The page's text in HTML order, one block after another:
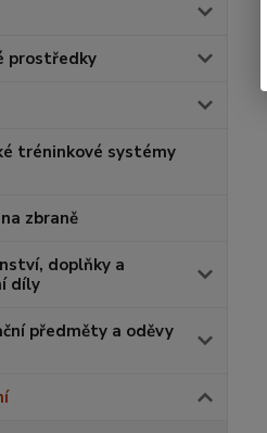
prostředky
tréninkové systémy
zbraně
doplňky a
díly
předměty a oděvy